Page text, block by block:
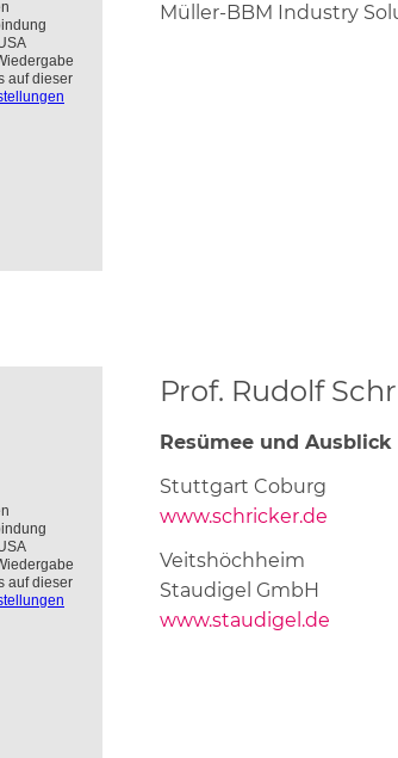
Müller-BBM Industry
Prof. Rudolf
Resümee und Ausblick
Stuttgart Coburg
www.schricker.de
Veitshöchheim
Staudigel GmbH
www.staudigel.de